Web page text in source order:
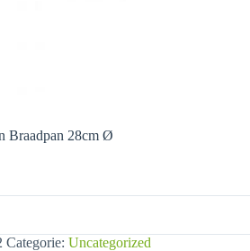
Braadpan 28cm Ø
Categorie: Uncategorized